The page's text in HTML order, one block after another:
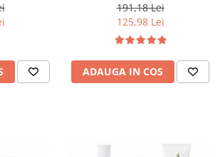
191,18 Lei
125,98 Lei
ADAUGA IN COS